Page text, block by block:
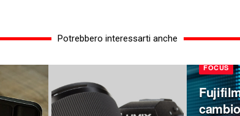
Potrebbero interessarti anche
FOCUS